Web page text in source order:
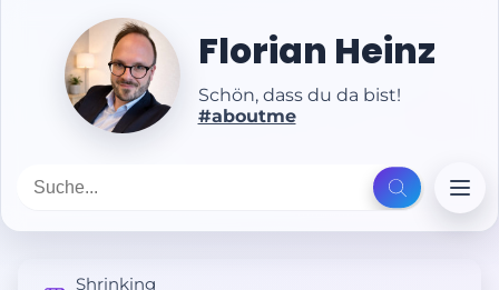
Florian Heinz
Schön, dass du da bist!
#aboutme
Shrinking